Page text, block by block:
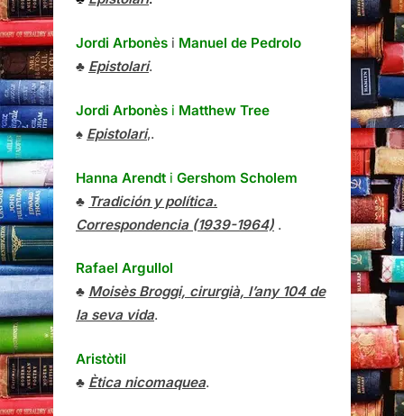
Jordi Arbonès i Manuel de Pedrolo
♣ Epistolari.
Jordi Arbonès i Matthew Tree
♠ Epistolari,.
Hanna Arendt i Gershom Scholem
♣ Tradición y política.
Correspondencia (1939-1964) .
Rafael Argullol
♣ Moisès Broggi, cirurgià, l’any 104 de
la seva vida.
Aristòtil
♣ Ètica nicomaquea.